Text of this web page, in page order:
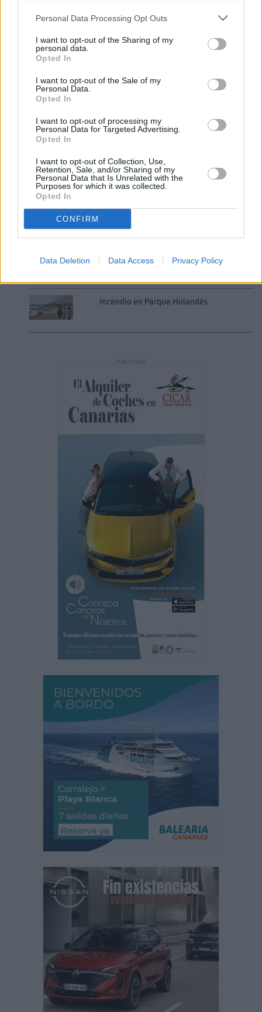
Personal Data Processing Opt Outs
I want to opt-out of the Sharing of my
personal data.
Opted In
I want to opt-out of the Sale of my
Personal Data.
Opted In
I want to opt-out of processing my
Personal Data for Targeted Advertising.
Opted In
I want to opt-out of Collection, Use,
Retention, Sale, and/or Sharing of my
Personal Data that Is Unrelated with the
Purposes for which it was collected.
Opted In
CONFIRM
Data Deletion Data Access Privacy Policy
Comentarios (1)
por 30 euros por trayecto
HUMANOS?. Por Maite de Vera Cabrera
Incendio en Parque Holandés
PUBLICIDAD